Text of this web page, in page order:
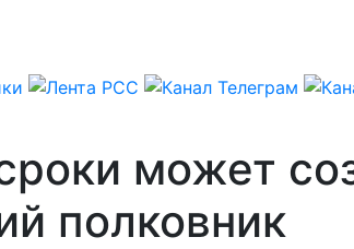
может
полковник